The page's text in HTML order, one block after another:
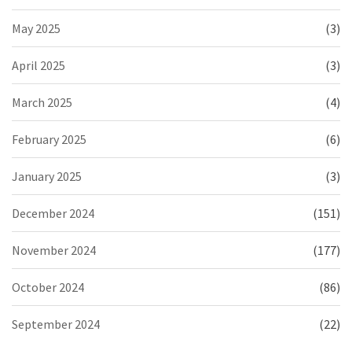
May 2025 (3)
April 2025 (3)
March 2025 (4)
February 2025 (6)
January 2025 (3)
December 2024 (151)
November 2024 (177)
October 2024 (86)
September 2024 (22)